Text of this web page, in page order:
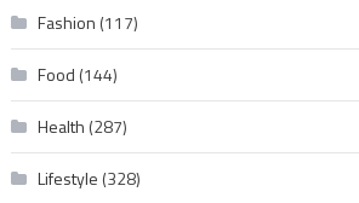
Fashion (117)
Food (144)
Health (287)
Lifestyle (328)